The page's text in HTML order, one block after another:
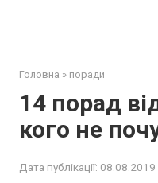
Головна » поради
14 порад
кого не
Дата публікації: 08.08.2019